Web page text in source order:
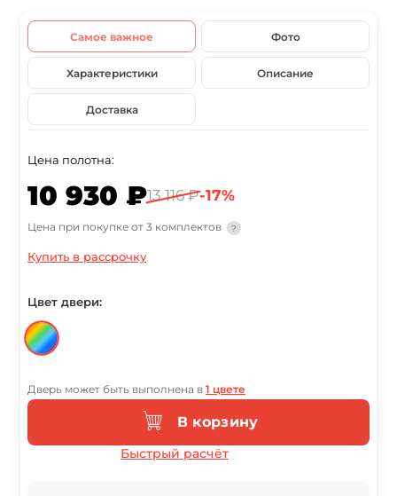
Самое важное Фото
Характеристики Описание
Доставка
Цена полотна:
10 930 ₽13 116 ₽-17%
Цена при покупке от 3 комплектов ?
Купить в рассрочку
Цвет двери:
Дверь может быть выполнена в 1 цвете
В корзину
Быстрый расчёт